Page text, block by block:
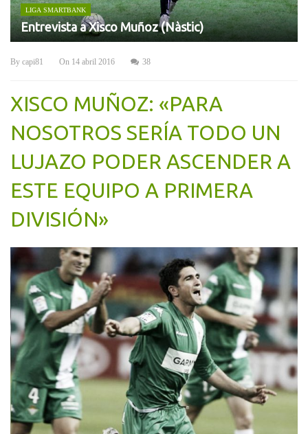
LIGA SMARTBANK
Entrevista a Xisco Muñoz (Nàstic)
By capi81 On 14 abril 2016 38
XISCO MUÑOZ: «PARA
NOSOTROS SERÍA TODO UN
LUJAZO PODER ASCENDER A
ESTE EQUIPO A PRIMERA
DIVISIÓN»